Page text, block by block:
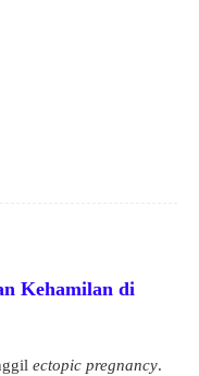
Kehamilan di
ectopic pregnancy.